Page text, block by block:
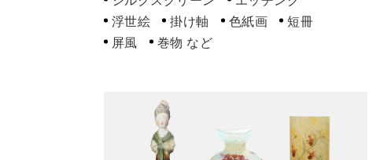
浮世絵
掛け軸 色紙画
短冊
屏風
巻物